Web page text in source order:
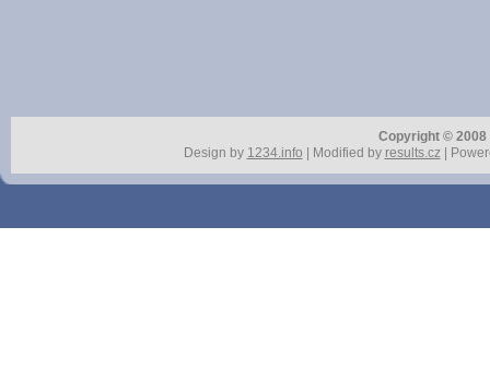
Copyright ©
Design by 1234.info | Modified by results.cz|